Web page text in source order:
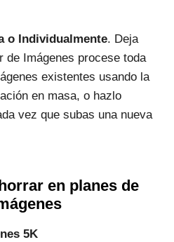
o Individualmente. Deja
de Imágenes procese toda
existentes usando la
en masa, o hazlo
vez que subas una nueva
en planes de
5K